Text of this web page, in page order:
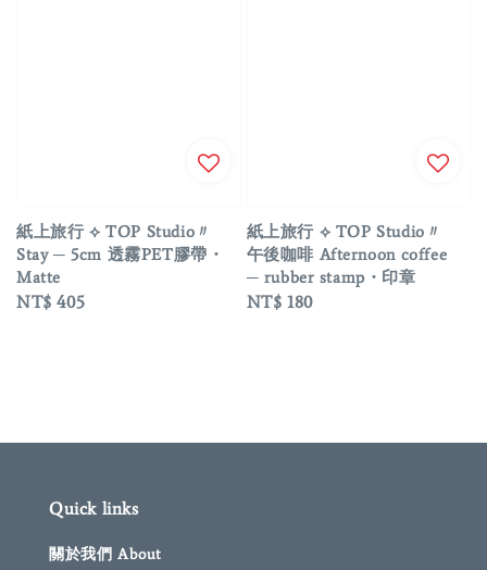
紙上旅行 ⟡ TOP Studio〃
Stay ─ 5cm 透霧PET膠帶・
Matte
Regular
NT$ 405
紙上旅行 ⟡ TOP Studio〃
午後咖啡 Afternoon coffee
─ rubber stamp・印章
Regular
NT$ 180
Quick links
關於我們 About